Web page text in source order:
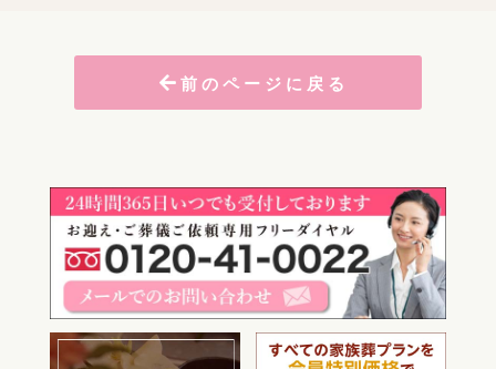
前のページに戻る